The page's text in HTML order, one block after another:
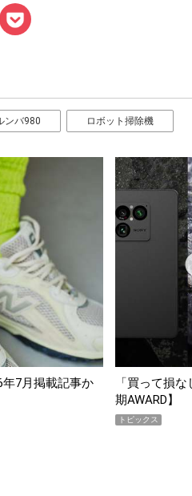
ンバ980 ロボット掃除機
スマホ5選【GoodsPress 2026上半